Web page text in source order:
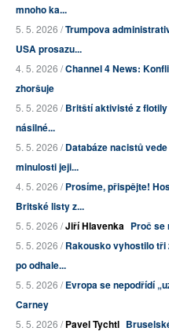
mnoho ka...
5. 5. 2026 /Trumpova
USA prosazu...
4. 5. 2026 /Channel 4 News:
zhoršuje
5. 5. 2026 /Britští aktivisté z
násilné...
5. 5. 2026 /Databáze nacistů
minulosti jeji...
4. 5. 2026 /Prosíme, přispějte!
Britské listy z...
5. 5. 2026 /Jiří Hlavenka Proč se
5. 5. 2026 /Rakousko vyhostilo
po odhale...
5. 5. 2026 /Evropa se nepodřídí
Carney
5. 5. 2026 /Pavel Tychtl